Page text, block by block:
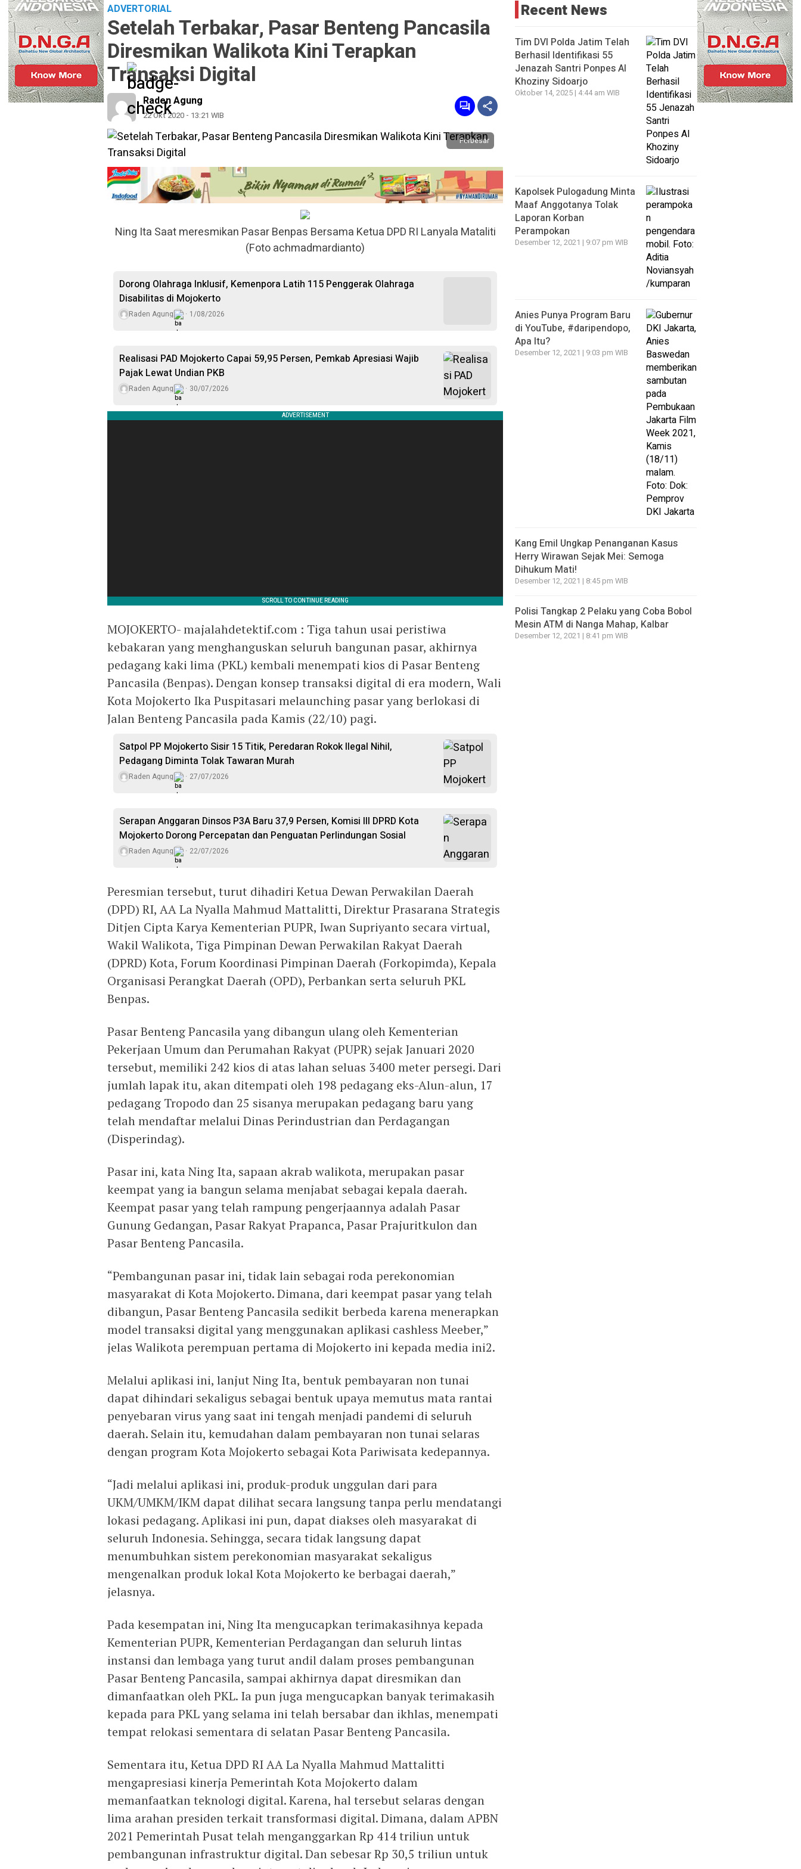
ADVERTORIAL
Setelah Terbakar, Pasar Benteng Pancasila
Diresmikan Walikota Kini Terapkan
Transaksi Digital
Raden Agung
22 Okt 2020 - 13:21 WIB
Perbesar
Ning Ita Saat meresmikan Pasar Benpas Bersama Ketua DPD RI Lanyala Mataliti
(Foto achmadmardianto)
Dorong Olahraga Inklusif, Kemenpora Latih 115 Penggerak Olahraga
Disabilitas di Mojokerto
Raden Agung 1/08/2026
Realisasi PAD Mojokerto Capai 59,95 Persen, Pemkab Apresiasi Wajib
Pajak Lewat Undian PKB
Raden Agung 30/07/2026
MOJOKERTO- majalahdetektif.com : Tiga tahun usai peristiwa
kebakaran yang menghanguskan seluruh bangunan pasar, akhirnya
pedagang kaki lima (PKL) kembali menempati kios di Pasar Benteng
Pancasila (Benpas). Dengan konsep transaksi digital di era modern, Wali
Kota Mojokerto Ika Puspitasari melaunching pasar yang berlokasi di
Jalan Benteng Pancasila pada Kamis (22/10) pagi.
Satpol PP Mojokerto Sisir 15 Titik, Peredaran Rokok Ilegal Nihil,
Pedagang Diminta Tolak Tawaran Murah
Raden Agung 27/07/2026
Serapan Anggaran Dinsos P3A Baru 37,9 Persen, Komisi III DPRD Kota
Mojokerto Dorong Percepatan dan Penguatan Perlindungan Sosial
Raden Agung 22/07/2026
Peresmian tersebut, turut dihadiri Ketua Dewan Perwakilan Daerah
(DPD) RI, AA La Nyalla Mahmud Mattalitti, Direktur Prasarana Strategis
Ditjen Cipta Karya Kementerian PUPR, Iwan Supriyanto secara virtual,
Wakil Walikota, Tiga Pimpinan Dewan Perwakilan Rakyat Daerah
(DPRD) Kota, Forum Koordinasi Pimpinan Daerah (Forkopimda), Kepala
Organisasi Perangkat Daerah (OPD), Perbankan serta seluruh PKL
Benpas.
Pasar Benteng Pancasila yang dibangun ulang oleh Kementerian
Pekerjaan Umum dan Perumahan Rakyat (PUPR) sejak Januari 2020
tersebut, memiliki 242 kios di atas lahan seluas 3400 meter persegi. Dari
jumlah lapak itu, akan ditempati oleh 198 pedagang eks-Alun-alun, 17
pedagang Tropodo dan 25 sisanya merupakan pedagang baru yang
telah mendaftar melalui Dinas Perindustrian dan Perdagangan
(Disperindag).
Pasar ini, kata Ning Ita, sapaan akrab walikota, merupakan pasar
keempat yang ia bangun selama menjabat sebagai kepala daerah.
Keempat pasar yang telah rampung pengerjaannya adalah Pasar
Gunung Gedangan, Pasar Rakyat Prapanca, Pasar Prajuritkulon dan
Pasar Benteng Pancasila.
“Pembangunan pasar ini, tidak lain sebagai roda perekonomian
masyarakat di Kota Mojokerto. Dimana, dari keempat pasar yang telah
dibangun, Pasar Benteng Pancasila sedikit berbeda karena menerapkan
model transaksi digital yang menggunakan aplikasi cashless Meeber,”
jelas Walikota perempuan pertama di Mojokerto ini kepada media ini2.
Melalui aplikasi ini, lanjut Ning Ita, bentuk pembayaran non tunai
dapat dihindari sekaligus sebagai bentuk upaya memutus mata rantai
penyebaran virus yang saat ini tengah menjadi pandemi di seluruh
daerah. Selain itu, kemudahan dalam pembayaran non tunai selaras
dengan program Kota Mojokerto sebagai Kota Pariwisata kedepannya.
“Jadi melalui aplikasi ini, produk-produk unggulan dari para
UKM/UMKM/IKM dapat dilihat secara langsung tanpa perlu mendatangi
lokasi pedagang. Aplikasi ini pun, dapat diakses oleh masyarakat di
seluruh Indonesia. Sehingga, secara tidak langsung dapat
menumbuhkan sistem perekonomian masyarakat sekaligus
mengenalkan produk lokal Kota Mojokerto ke berbagai daerah,”
jelasnya.
Pada kesempatan ini, Ning Ita mengucapkan terimakasihnya kepada
Kementerian PUPR, Kementerian Perdagangan dan seluruh lintas
instansi dan lembaga yang turut andil dalam proses pembangunan
Pasar Benteng Pancasila, sampai akhirnya dapat diresmikan dan
dimanfaatkan oleh PKL. Ia pun juga mengucapkan banyak terimakasih
kepada para PKL yang selama ini telah bersabar dan ikhlas, menempati
tempat relokasi sementara di selatan Pasar Benteng Pancasila.
Sementara itu, Ketua DPD RI AA La Nyalla Mahmud Mattalitti
mengapresiasi kinerja Pemerintah Kota Mojokerto dalam
memanfaatkan teknologi digital. Karena, hal tersebut selaras dengan
lima arahan presiden terkait transformasi digital. Dimana, dalam APBN
2021 Pemerintah Pusat telah menganggarkan Rp 414 triliun untuk
pembangunan infrastruktur digital. Dan sebesar Rp 30,5 triliun untuk
Recent News
Tim DVI Polda Jatim Telah
Berhasil Identifikasi 55
Jenazah Santri Ponpes Al
Khoziny Sidoarjo
Oktober 14, 2025 | 4:44 am WIB
Kapolsek Pulogadung Minta
Maaf Anggotanya Tolak
Laporan Korban
Perampokan
Desember 12, 2021 | 9:07 pm WIB
Anies Punya Program Baru
di YouTube, #daripendopo,
Apa Itu?
Desember 12, 2021 | 9:03 pm WIB
Kang Emil Ungkap Penanganan Kasus
Herry Wirawan Sejak Mei: Semoga
Dihukum Mati!
Desember 12, 2021 | 8:45 pm WIB
Polisi Tangkap 2 Pelaku yang Coba Bobol
Mesin ATM di Nanga Mahap, Kalbar
Desember 12, 2021 | 8:41 pm WIB